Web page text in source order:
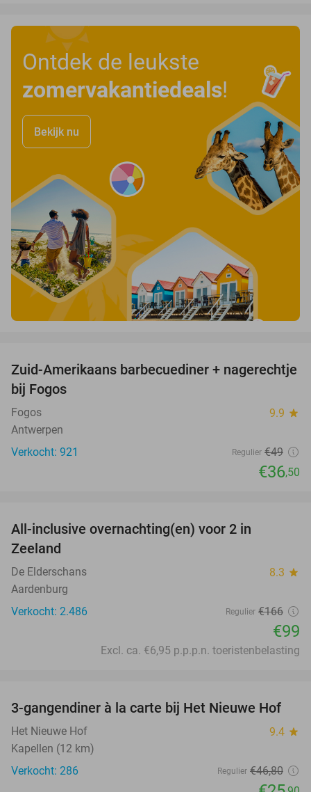
Ontdek de leukste
zomervakantiedeals!
Bekijk nu
26%
Zuid-Amerikaans barbecuediner + nagerechtje
bij Fogos
Fogos 9.9 star
Antwerpen
Verkocht: 921
Regulier €49
€36,50
All-inclusive overnachting(en) voor 2 in
Zeeland
De Elderschans 8.3 star
Aardenburg
Verkocht: 2.486
Regulier €166
€99
Excl. ca. €6,95 p.p.p.n. toeristenbelasting
45%
3-gangendiner à la carte bij Het Nieuwe Hof
Het Nieuwe Hof 9.4 star
Kapellen (12 km)
Verkocht: 286
Regulier €46,80